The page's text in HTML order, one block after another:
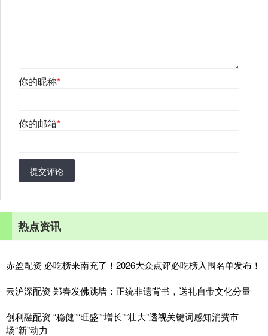
你的昵称*
你的邮箱*
提交评论
热点资讯
赤盈配资 必吃榜来南充了！2026大众点评必吃榜入围名单发布！
云沪深配资 郑春发佛跳墙：正统非遗背书，送礼自带文化分量
创利融配资 “稳健”“旺盛”“增长”“壮大”透视关键词感知消费市
场“新”动力